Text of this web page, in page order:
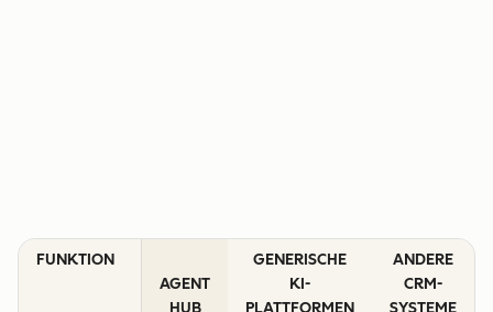
FUNKTION
AGENT
HUB
GENERISCHE
KI-
PLATTFORMEN
ANDERE
CRM-
SYSTEME